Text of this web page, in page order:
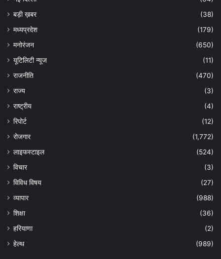
बड़ी ख़बर
(38)
मध्यप्रदेश
(179)
मनोरंजन
(650)
यूटिलिटी न्यूज
(11)
राजनीति
(470)
राज्य
(3)
राष्ट्रीय
(4)
रिपोर्ट
(12)
रोजगार
(1,772)
लाइफस्टाइल
(524)
विचार
(3)
विविध विषय
(27)
व्यापार
(988)
शिक्षा
(36)
हरियाणा
(2)
हेल्‍थ
(989)